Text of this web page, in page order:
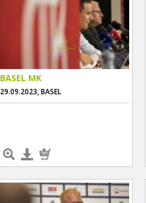
BASEL MK
29.09.2023, BASEL